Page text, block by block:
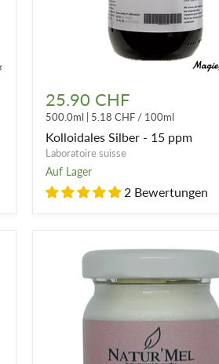
Silber
-
15
ppm
25.90 CHF
500.0ml 5.18 CHF / 100ml
Kolloidales Silber - 15 ppm
Laboratoire suisse
Auf Lager
2 Bewertungen